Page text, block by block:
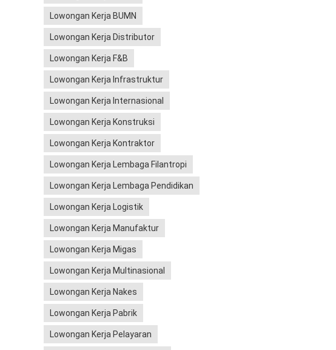
Lowongan Kerja BUMN
Lowongan Kerja Distributor
Lowongan Kerja F&B
Lowongan Kerja Infrastruktur
Lowongan Kerja Internasional
Lowongan Kerja Konstruksi
Lowongan Kerja Kontraktor
Lowongan Kerja Lembaga Filantropi
Lowongan Kerja Lembaga Pendidikan
Lowongan Kerja Logistik
Lowongan Kerja Manufaktur
Lowongan Kerja Migas
Lowongan Kerja Multinasional
Lowongan Kerja Nakes
Lowongan Kerja Pabrik
Lowongan Kerja Pelayaran